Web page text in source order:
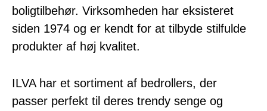
boligtilbehør. Virksomheden har eksisteret
siden 1974 og er kendt for at tilbyde stilfulde
produkter af høj kvalitet.
ILVA har et sortiment af bedrollers, der
passer perfekt til deres trendy senge og